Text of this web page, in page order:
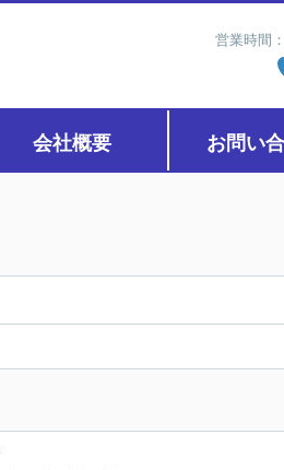
営業時間
会社概要 お問い